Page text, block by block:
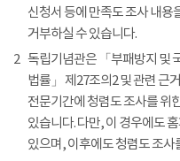
신청서 등에 만족도 조사 내용
거부하실 수 있습니다.
2 독립기념관은 「부패방지 및
법률」 제27조의2 및 관련 근
전문기간에 청렴도 조사를 위
있습니다. 다만, 이 경우에도
있으며, 이후에도 청렴도 조사